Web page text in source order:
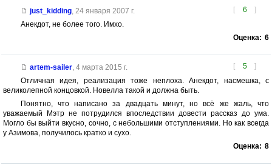
[ 6 ]
just_kidding, 24 января 2007 г.
Анекдот, не более того. Имхо.
Оценка: 6
[ 5 ]
artem-sailer, 4 марта 2015 г.
Отличная идея, реализация тоже неплоха. Анекдот, насмешка, с
великолепной концовкой. Новелла такой и должна быть.
Понятно, что написано за двадцать минут, но всё же жаль, что
уважаемый Мэтр не потрудился впоследствии довести рассказ до ума.
Могло бы выйти вкусно, сочно, с небольшими отступлениями. Но как всегда
у Азимова, получилось кратко и сухо.
Оценка: 8